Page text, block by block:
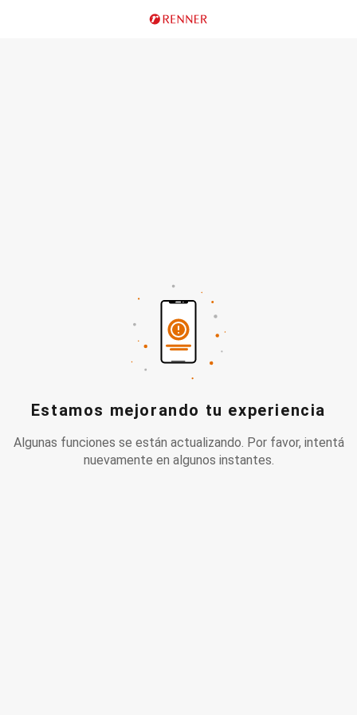
Estamos mejorando tu experiencia
Algunas funciones se están actualizando. Por favor, intentá
nuevamente en algunos instantes.